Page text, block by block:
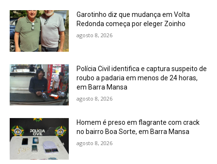
Garotinho diz que mudança em Volta
Redonda começa por eleger Zoinho
agosto 8, 2026
Polícia Civil identifica e captura suspeito de
roubo a padaria em menos de 24 horas,
em Barra Mansa
agosto 8, 2026
Homem é preso em flagrante com crack
no bairro Boa Sorte, em Barra Mansa
agosto 8, 2026